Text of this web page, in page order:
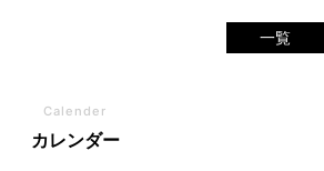
一覧
Calender
カレンダー